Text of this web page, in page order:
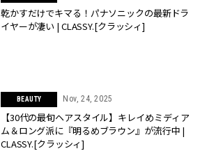
乾かすだけでキマる！パナソニックの最新ドラ
イヤーが凄い | CLASSY.[クラッシィ]
BEAUTY Nov, 24, 2025
【30代の最旬ヘアスタイル】キレイめミディア
ム＆ロング派に『明るめブラウン』が流行中 |
CLASSY.[クラッシィ]